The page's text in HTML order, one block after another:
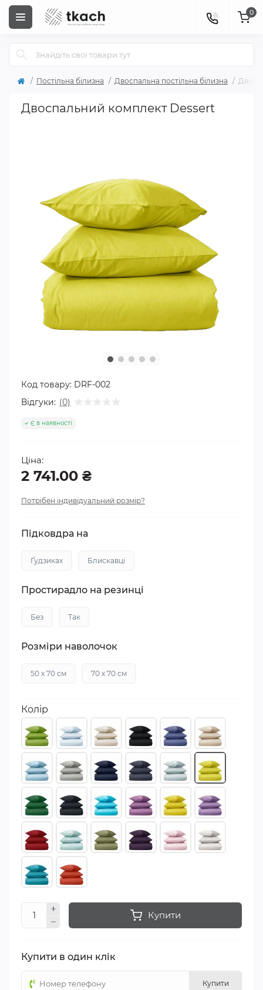
0
Постільна білизна Двоспальна постільна білизна
Двоспальний комплект Dessert
Код товару: DRF-002
Відгуки: (0)
Є в наявності
Ціна:
2 741.00 ₴
Потрібен індивідуальний розмір?
Підковдра на
Ґудзиках Блискавці
Простирадло на резинці
Без Так
Розміри наволочок
50 х 70 см 70 х 70 см
Колір
Купити
Купити в один клік
Купити